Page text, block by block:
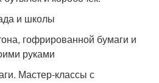
и школы
гофрированной бумаги и
руками
Мастер-классы с